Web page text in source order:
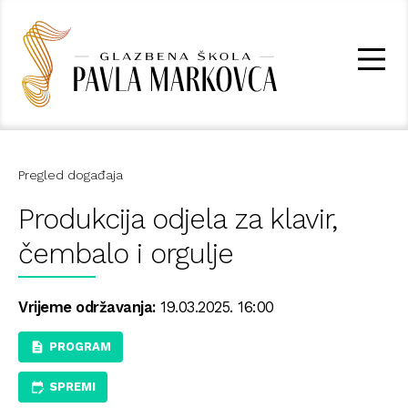
Pregled događaja
Produkcija odjela za klavir,
čembalo i orgulje
Vrijeme održavanja:19.03.2025. 16:00
PROGRAM
SPREMI